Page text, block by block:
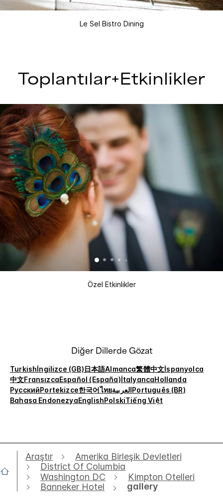
Le Sel Bistro Dining
Toplantılar+Etkinlikler
Özel Etkinlikler
Diğer Dillerde Gözat
Turkishİngilizce (GB)日本語Almanca繁體中文İspanyolca
中文FransızcaEspañol (España)İtalyancaHollanda
РусскийPortekizce한국어ไทยالعربيةPortuguês (BR)
Bahasa EndonezyaEnglishPolskiTiếng Việt
Araştır
Amerika Birleşik Devletleri
District Of Columbia
Washington DC
Kimpton Otelleri
Banneker Hotel
gallery